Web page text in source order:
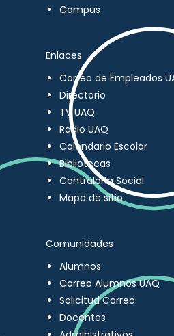
Campus
Enlaces
Correo de Empleados
Directorio
TV UAQ
Radio UAQ
Calendario Escolar
Bibliotecas
Contraloría Social
Mapa de sitio
Comunidades
Alumnos
Correo Alumnos UAQ
Solicitud Correo
Docentes